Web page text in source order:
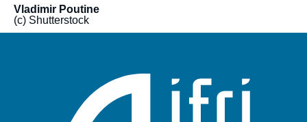
Vladimir Poutine
(c) Shutterstock